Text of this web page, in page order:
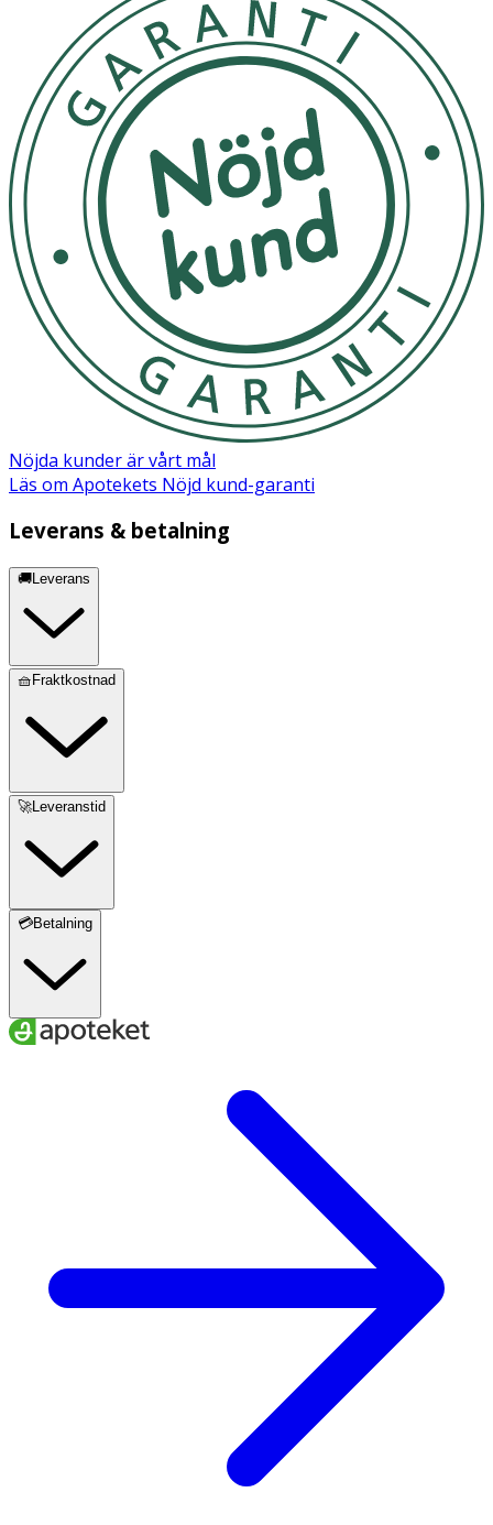
Ingredienser:
ROSA DAMASCENA FLOWER WATER*, AQUA (WATER),
CAPRYLIC/CAPRIC TRIGLYCERIDE, C10-18
TRIGLYCERIDES, CETEARYL ALCOHOL, ALCOHOL**
DENAT., BUTYROSPERMUM PARKII (SHEA) BUTTER*,
DIGLYCERIN, SQUALANE, DICAPRYLYL ETHER, GLYCERIN,
GLYCERYL BEHENATE, GLYCERYL STEARATE, PARFUM
(FRAGRANCE), GLYCERYL STEARATE CITRATE,
POTASSIUM PALMITOYL HYDROLYZED WHEAT
PROTEIN, SODIUM HYALURONATE, ENGELHARDTIA
CHRYSOLEPIS LEAF EXTRACT, TARAXACUM OFFICINALE
(DANDELION) RHIZOME/ROOT EXTRACT, ANGELICA
ARCHANGELICA CALLUS EXTRACT, GLYCERYL
CAPRYLATE, SODIUM COCOYL GLUTAMATE,
LIMONENE***, LEVULINIC ACID, VIGNA ACONITIFOLIA
SEED EXTRACT, SODIUM LEVULINATE, SCLEROTIUM
GUM, CHONDRUS CRISPUS (CARRAGEENAN) POWDER,
MALTODEXTRIN, PENTYLENE GLYCOL, SODIUM
PHYTATE, XANTHAN GUM, SODIUM HYDROXIDE,
GLUCOSE, LINALOOL***, TOCOPHEROL. [21006.13]
*Ingredients from Organic Farming. **Natural
components of natural fragrance ingredients.
Ecocert Cosmos Organic
Nöjda kunder är vårt mål
Läs om Apotekets Nöjd kund-garanti
Leverans & betalning
🚚Leverans
🧺Fraktkostnad
🚀Leveranstid
💳Betalning